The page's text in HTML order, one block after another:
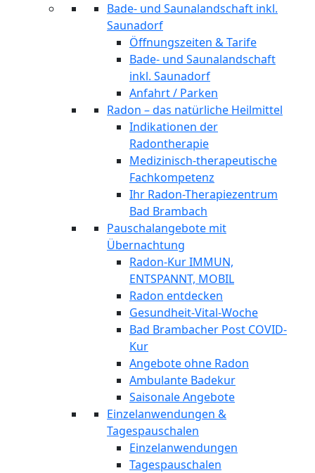
Bade- und Saunalandschaft inkl.
Saunadorf
Öffnungszeiten & Tarife
Bade- und Saunalandschaft
inkl. Saunadorf
Anfahrt / Parken
Radon – das natürliche Heilmittel
Indikationen der
Radontherapie
Medizinisch-therapeutische
Fachkompetenz
Ihr Radon-Therapiezentrum
Bad Brambach
Pauschalangebote mit
Übernachtung
Radon-Kur IMMUN,
ENTSPANNT, MOBIL
Radon entdecken
Gesundheit-Vital-Woche
Bad Brambacher Post COVID-
Kur
Angebote ohne Radon
Ambulante Badekur
Saisonale Angebote
Einzelanwendungen &
Tagespauschalen
Einzelanwendungen
Tagespauschalen